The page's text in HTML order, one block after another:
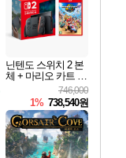
닌텐도 스위치 2 본
체 + 마리오 카트 월
746,000
1% 738,540원